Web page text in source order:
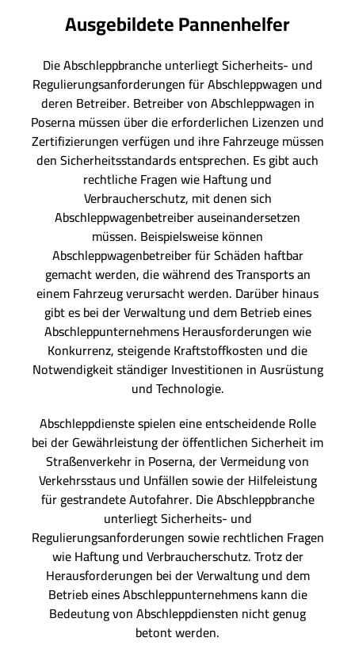
Ausgebildete Pannenhelfer
Die Abschleppbranche unterliegt Sicherheits- und
Regulierungsanforderungen für Abschleppwagen und
deren Betreiber. Betreiber von Abschleppwagen in
Poserna müssen über die erforderlichen Lizenzen und
Zertifizierungen verfügen und ihre Fahrzeuge müssen
den Sicherheitsstandards entsprechen. Es gibt auch
rechtliche Fragen wie Haftung und
Verbraucherschutz, mit denen sich
Abschleppwagenbetreiber auseinandersetzen
müssen. Beispielsweise können
Abschleppwagenbetreiber für Schäden haftbar
gemacht werden, die während des Transports an
einem Fahrzeug verursacht werden. Darüber hinaus
gibt es bei der Verwaltung und dem Betrieb eines
Abschleppunternehmens Herausforderungen wie
Konkurrenz, steigende Kraftstoffkosten und die
Notwendigkeit ständiger Investitionen in Ausrüstung
und Technologie.
Abschleppdienste spielen eine entscheidende Rolle
bei der Gewährleistung der öffentlichen Sicherheit im
Straßenverkehr in Poserna, der Vermeidung von
Verkehrsstaus und Unfällen sowie der Hilfeleistung
für gestrandete Autofahrer. Die Abschleppbranche
unterliegt Sicherheits- und
Regulierungsanforderungen sowie rechtlichen Fragen
wie Haftung und Verbraucherschutz. Trotz der
Herausforderungen bei der Verwaltung und dem
Betrieb eines Abschleppunternehmens kann die
Bedeutung von Abschleppdiensten nicht genug
betont werden.